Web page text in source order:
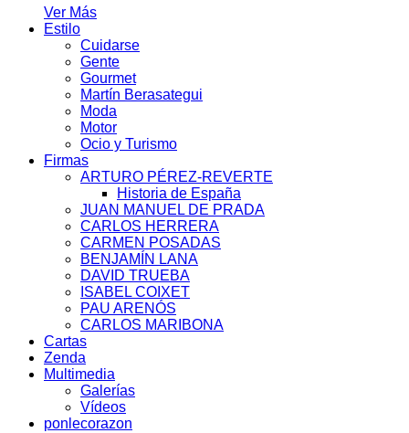
Ver Más
Estilo
Cuidarse
Gente
Gourmet
Martín Berasategui
Moda
Motor
Ocio y Turismo
Firmas
ARTURO PÉREZ-REVERTE
Historia de España
JUAN MANUEL DE PRADA
CARLOS HERRERA
CARMEN POSADAS
BENJAMÍN LANA
DAVID TRUEBA
ISABEL COIXET
PAU ARENÓS
CARLOS MARIBONA
Cartas
Zenda
Multimedia
Galerías
Vídeos
ponlecorazon